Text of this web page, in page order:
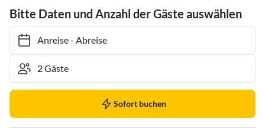
Bitte Daten und Anzahl der Gäste auswählen
Anreise- Abreise
Sofort buchen